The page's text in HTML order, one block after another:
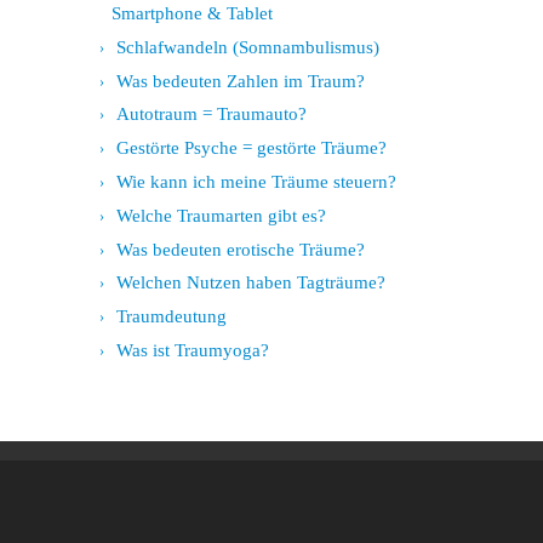
Smartphone & Tablet
Schlafwandeln (Somnambulismus)
Was bedeuten Zahlen im Traum?
Autotraum = Traumauto?
Gestörte Psyche = gestörte Träume?
Wie kann ich meine Träume steuern?
Welche Traumarten gibt es?
Was bedeuten erotische Träume?
Welchen Nutzen haben Tagträume?
Traumdeutung
Was ist Traumyoga?